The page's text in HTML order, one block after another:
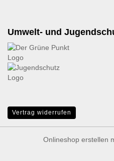
Umwelt- und
Vertrag widerrufen
Onlineshop erstellen